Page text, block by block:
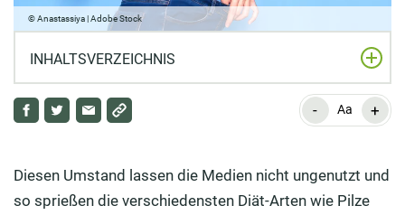
© Anastassiya | Adobe Stock
INHALTSVERZEICHNIS
Die beliebtesten Diäten im Überblick: Was gibt es für
Vergleich: Mit welcher Diät können Sie langfristig
abnehmen?
- Aa +
Diesen Umstand lassen die Medien nicht ungenutzt und
so sprießen die verschiedensten Diät-Arten wie Pilze